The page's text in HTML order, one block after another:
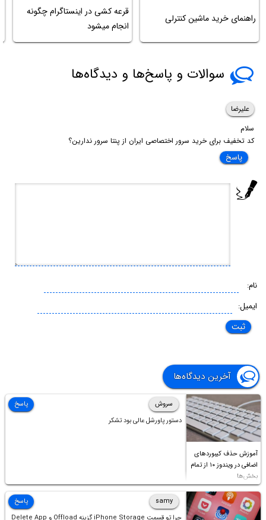
راهنمای خرید ماشین کنترلی
قرعه کشی در اینستاگرام چگونه
انجام میشود
سوالات و پاسخ‌ها و دیدگاه‌ها
علیرضا
سلام
کد تخفیف برای خرید سرور اختصاصی ایران از پنتا سرور ندارین؟
پاسخ
نام:
ایمیل:
آخرین دیدگاه‌ها
آموزش حذف کیبوردهای
اضافی در ویندوز ۱۰ از تمام
بخش‌ها
سروش
دستور پاورشل عالی بود تشکر
پاسخ
samy
چرا تو قسمت iPhone Storage گزینه Offload و Delete App
پاسخ